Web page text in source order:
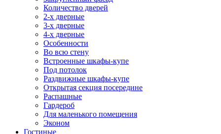
Количество дверей
2-х дверные
3-х дверные
4-х дверные
Особенности
Во всю стену
Встроенные шкафы-купе
Под потолок
Раздвижные шкафы-купе
Открытая секция посередине
Распашные
Гардероб
Для маленького помещения
Эконом
Гостиные